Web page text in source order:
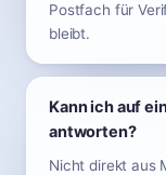
Postfach für
bleibt.
Kann ich auf
antworten?
Nicht direkt aus